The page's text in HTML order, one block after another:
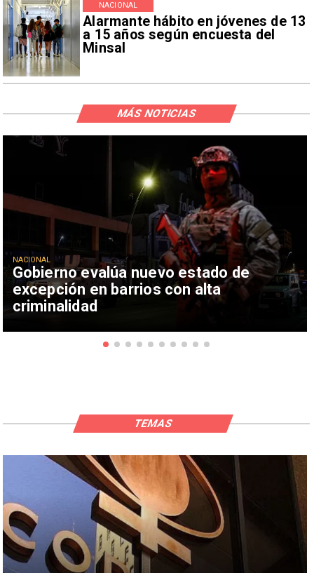
Alarmante hábito en jóvenes de 13
a 15 años según encuesta del
Minsal
NACIONAL
Gobierno evalúa nuevo estado de
excepción en barrios con alta
criminalidad
NACIONAL
MÁS NOTICIAS
TEMAS